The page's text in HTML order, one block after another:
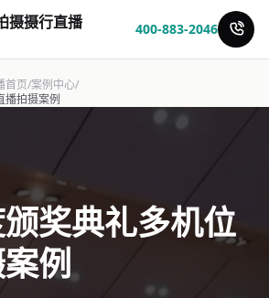
摄摄行直播 400-883-2046
首页/案例中心/
播拍摄案例
奖典礼多机位
例